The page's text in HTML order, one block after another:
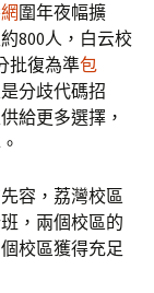
圍年夜幅擴
800人，白云校
批復為準包
分歧代碼招
給更多選擇，
容，荔灣校區
，兩個校區的
校區獲得充足